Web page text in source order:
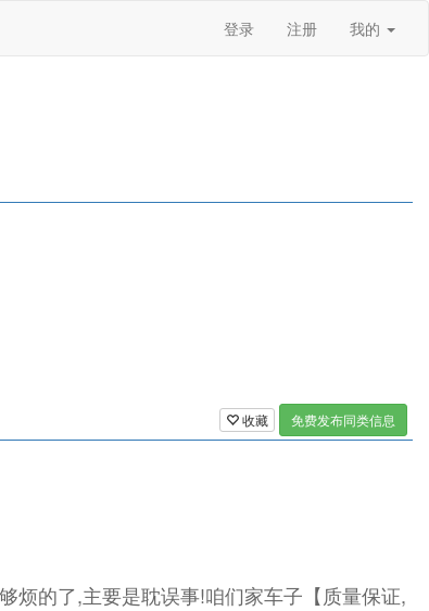
登录 注册 我的
收藏 免费发布同类信息
烦的了,主要是耽误事!咱们家车子【质量保证,